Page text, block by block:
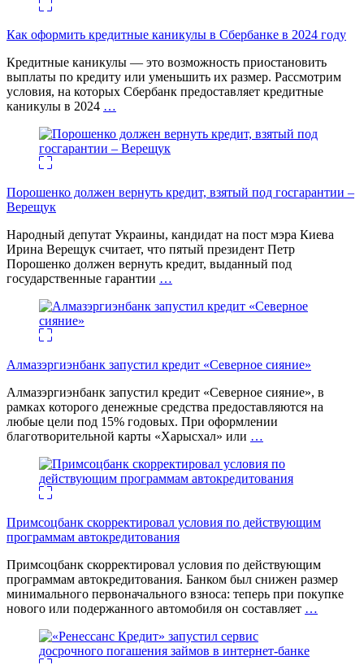
Как оформить кредитные каникулы в Сбербанке в 2024 году
Кредитные каникулы — это возможность приостановить
выплаты по кредиту или уменьшить их размер. Рассмотрим
условия, на которых Сбербанк предоставляет кредитные
каникулы в 2024 …
Порошенко должен вернуть кредит, взятый под госгарантии –
Верещук
Народный депутат Украины, кандидат на пост мэра Киева
Ирина Верещук считает, что пятый президент Петр
Порошенко должен вернуть кредит, выданный под
государственные гарантии …
Алмазэргиэнбанк запустил кредит «Северное сияние»
Алмазэргиэнбанк запустил кредит «Северное сияние», в
рамках которого денежные средства предоставляются на
любые цели под 15% годовых. При оформлении
благотворительной карты «Харысхал» или …
Примсоцбанк скорректировал условия по действующим
программам автокредитования
Примсоцбанк скорректировал условия по действующим
программам автокредитования. Банком был снижен размер
минимального первоначального взноса: теперь при покупке
нового или подержанного автомобиля он составляет …